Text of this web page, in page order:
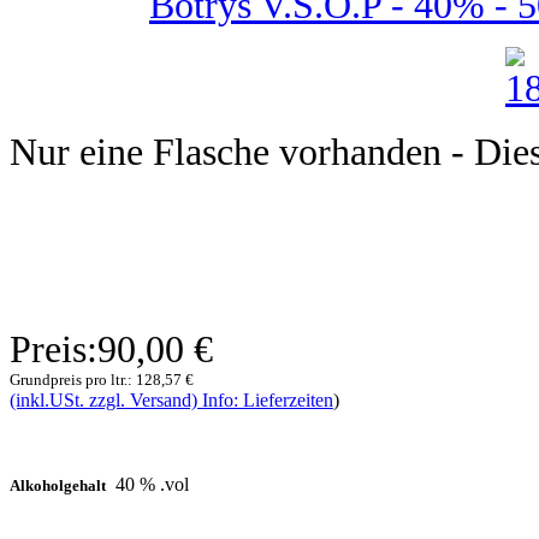
Nur eine Flasche vorhanden -
Preis:90,00 €
Grundpreis pro ltr.: 128,57 €
(inkl.USt. zzgl. Versand) Info: Lieferzeiten)
Alkoholgehalt 40 % .vol